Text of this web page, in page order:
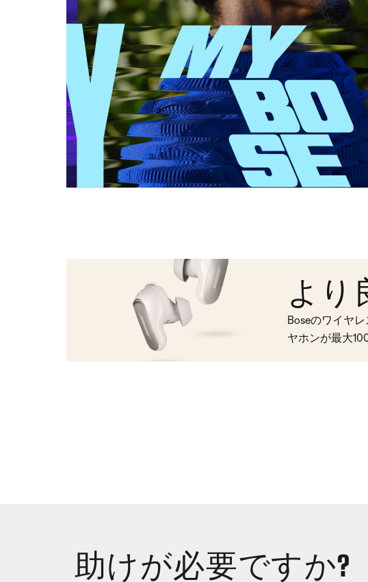
より
Boseのワイヤ
ヤホンが最大
助けが必要ですか?